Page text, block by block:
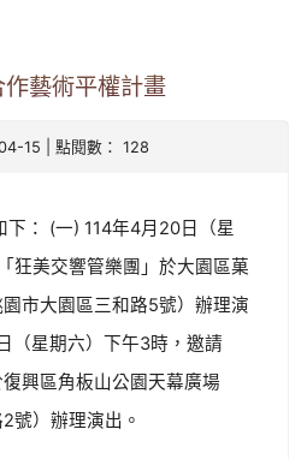
藝術平權計畫
15 | 點閱數： 128
： (一) 114年4月20日（星
狂美交響管樂團」於大園區菓
市大園區三和路5號）辦理演
（星期六）下午3時，邀請
復興區角板山公園天幕廣場
號）辦理演出。